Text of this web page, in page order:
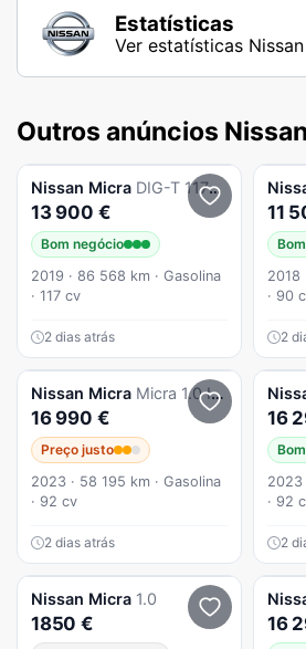
Estatísticas
Ver estatísticas
Outros anúncios
Nissan Micra DIG-T 117CV E6D Tekna
13 900 €
Bom negócio
2019 · 86 568 km · Gasolina
· 117 cv
2 dias atrás
11
2018
· 90
2
Nissan Micra Micra 1.0 IG-T Acenta
16 990 €
Preço justo
2023 · 58 195 km · Gasolina
· 92 cv
2 dias atrás
16
2023
· 92
2
Nissan Micra 1.0
1850 € 16